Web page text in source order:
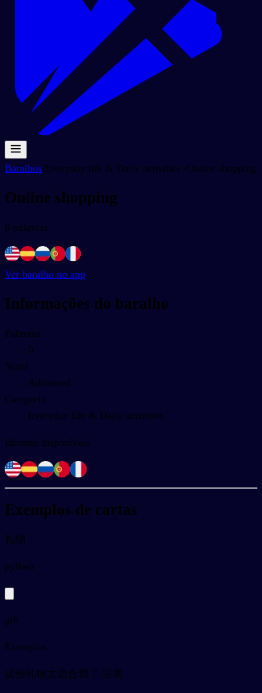
Baralhos/Everyday life & Daily activities /Online shopping
Online shopping
0 palavras
Ver baralho no app
Informações do baralho
Palavras
0
Nível
Advanced
Categoria
Everyday life & Daily activities
Idiomas disponíveis
Exemplos de cartas
礼物
pylǐwù
gift
Exemplos
这份礼物太适合我了,完美